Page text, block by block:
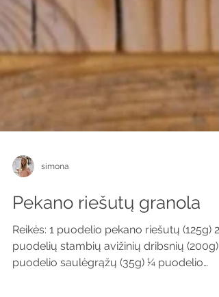
simona
Pekano riešutų granola
Reikės: 1 puodelio pekano riešutų (125g) 2